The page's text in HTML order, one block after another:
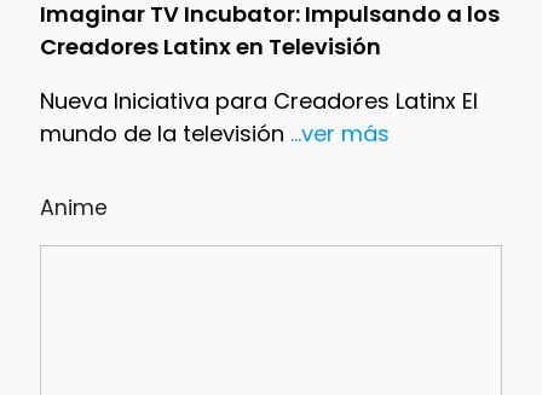
Imaginar TV Incubator: Impulsando a los
Creadores Latinx en Televisión
Nueva Iniciativa para Creadores Latinx El
mundo de la televisión ...ver más
Anime